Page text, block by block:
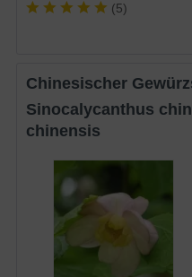
(5)
Chinesischer
Sinocalycanthus chinensis / Calycanthus
chinensis